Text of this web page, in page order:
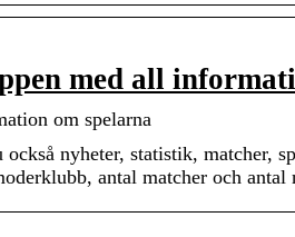
med all
om spelarna
nyheter, statistik, matcher,
antal matcher och antal